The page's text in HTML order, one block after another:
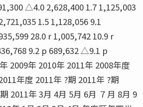
△4.0 2,628,400 1.7 1,125,003
1.5 1,128,056 9.1
28.0 r 1,005,742 10.9 r
9.2 p 689,632 △9.1 p
2009年 2010年 2011年 2008年度
年度 2011年 ?期 2011年 ?期
2011年 3月 4月 5月 6月 ７月 8月 9